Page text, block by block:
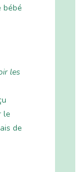
bébé
les
le
de